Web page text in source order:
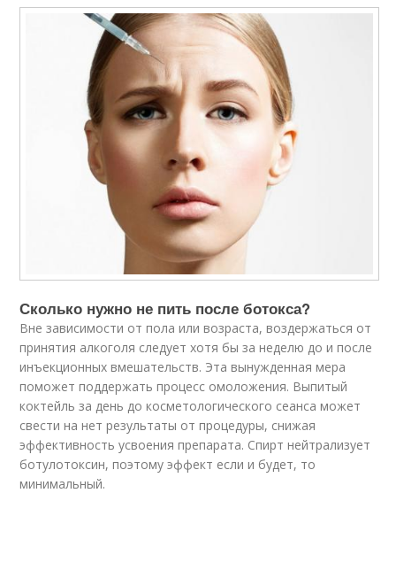
Сколько нужно не пить после ботокса?
Вне зависимости от пола или возраста, воздержаться от
принятия алкоголя следует хотя бы за неделю до и после
инъекционных вмешательств. Эта вынужденная мера
поможет поддержать процесс омоложения. Выпитый
коктейль за день до косметологического сеанса может
свести на нет результаты от процедуры, снижая
эффективность усвоения препарата. Спирт нейтрализует
ботулотоксин, поэтому эффект если и будет, то
минимальный.